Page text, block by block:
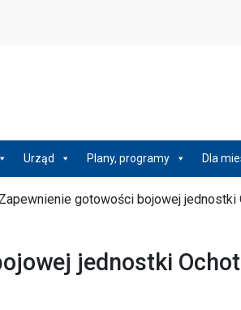
Urząd Plany, programy Dla
Zapewnienie gotowości bojowej jednostki
jednostki